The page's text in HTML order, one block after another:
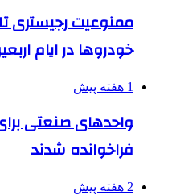
ممنوعیت رجیستری
خودروها در ایام
1 هفته پیش
واحدهای صنعتی برای
فراخوانده شدند
2 هفته پیش